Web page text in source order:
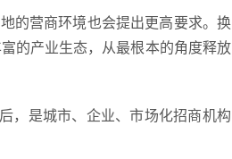
的营商环境也会提出更高要求。换
的产业生态，从最根本的角度释放
，是城市、企业、市场化招商机构